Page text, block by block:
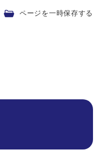
ページを一時保存する